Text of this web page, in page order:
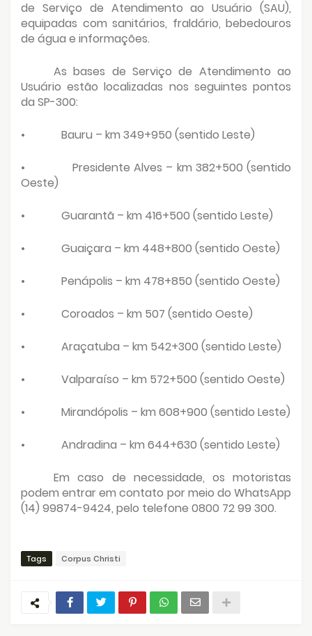
de Serviço de Atendimento ao Usuário (SAU),
equipadas com sanitários, fraldário, bebedouros
de água e informações.
As bases de Serviço de Atendimento ao
Usuário estão localizadas nos seguintes pontos
da SP-300:
• Bauru – km 349+950 (sentido Leste)
•
Presidente Alves – km 382+500 (sentido
Oeste)
• Guarantã – km 416+500 (sentido Leste)
• Guaiçara – km 448+800 (sentido Oeste)
• Penápolis – km 478+850 (sentido Oeste)
• Coroados – km 507 (sentido Oeste)
• Araçatuba – km 542+300 (sentido Leste)
• Valparaíso – km 572+500 (sentido Oeste)
• Mirandópolis – km 608+900 (sentido Leste)
• Andradina – km 644+630 (sentido Leste)
Em caso de necessidade, os motoristas
podem entrar em contato por meio do WhatsApp
(14) 99874-9424, pelo telefone 0800 72 99 300.
Tags Corpus Christi